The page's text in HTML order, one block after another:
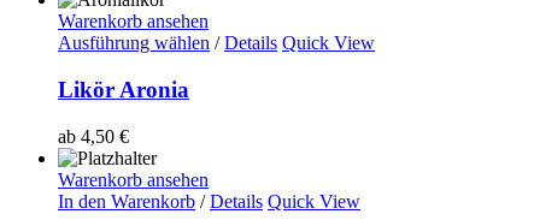
Warenkorb ansehen
Ausführung wählen / Details Quick View
Likör Aronia
ab 4,50 €
Warenkorb ansehen
In den Warenkorb / Details Quick View